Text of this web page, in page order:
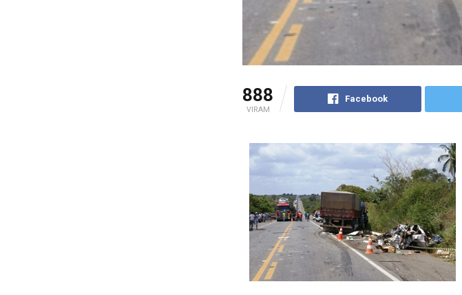
888
VIRAM
Facebook